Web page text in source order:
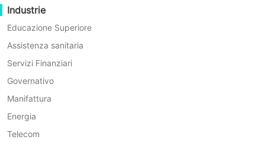
Industrie
Educazione Superiore
Assistenza sanitaria
Servizi Finanziari
Governativo
Manifattura
Energia
Telecom
Perché scegliere Vinchin per
la protezione continua dei
dati del server
Vinchin Backup & Recovery offre servizi di alta
qualità per la protezione continua dei dati (CDP) dei